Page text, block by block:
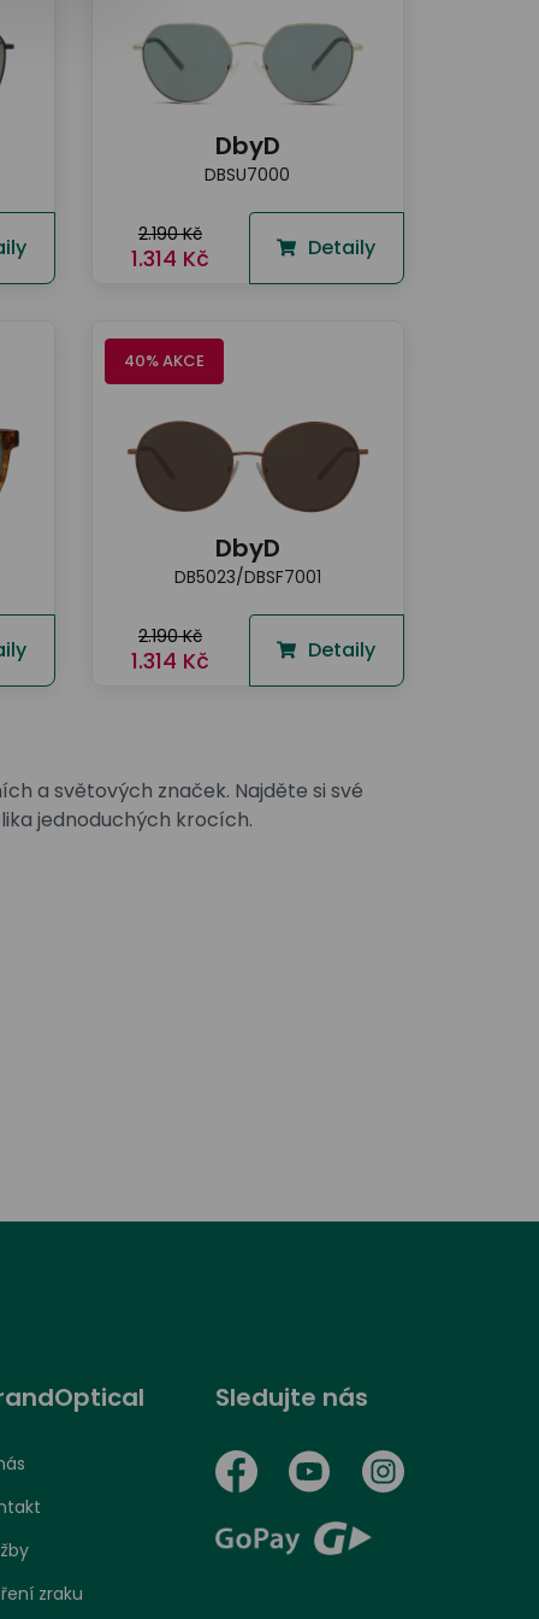
DbyD
DBSU7000
2.190 Kč
1.314 Kč Detaily
40% AKCE
DbyD
DB5023/DBSF7001
2.190 Kč
1.314 Kč Detaily
a světových značek. Najděte si své
jednoduchých krocích.
zraku
Sledujte nás